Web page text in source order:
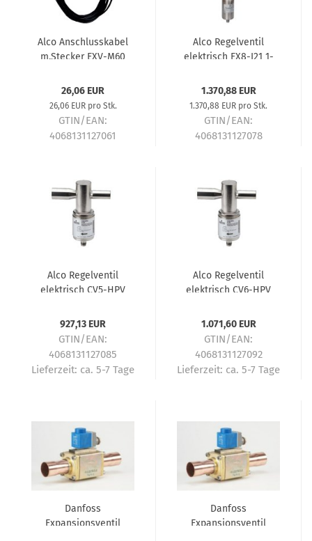
Alco Anschlusskabel
m.Stecker EXV-M60
ab2009 804665
26,06 EUR
26,06 EUR pro Stk.
GTIN/EAN:
4068131127061
Alco Regelventil
elektrisch EX8-I21 1-
1.370,88 EUR
1.370,88 EUR pro Stk.
GTIN/EAN:
4068131127078
Alco Regelventil
elektrisch CV5-HPV
927,13 EUR
GTIN/EAN:
4068131127085
Lieferzeit: ca. 5-7 Tage
Alco Regelventil
elektrisch CV6-HPV
1.071,60 EUR
GTIN/EAN:
4068131127092
Lieferzeit: ca. 5-7 Tage
Danfoss
Expansionsventil
Danfoss
Expansionsventil